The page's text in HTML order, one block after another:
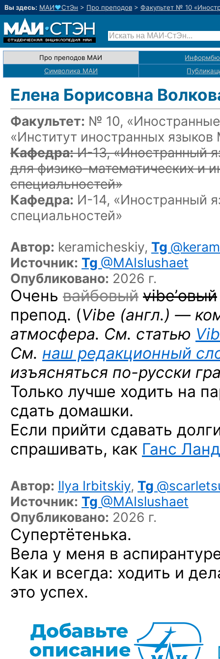
Вы здесь: МАИ♥СтЭн > Про преподов > Факультет № 10
Про преподов МАИ
Символика МАИ
Елена Борисовна
Факультет: № 10,
«Институт иностранных
Кафедра:И-13, «Иностранный
для физико-математическихи
специальностей»
Кафедра: И-14, «Иностранный
специальностей»
Автор: keramicheskiy, Tg
Источник: Tg @MAIslushaet
Опубликовано: 2026 г.
Очень вайбовый vibe’овый
препод. (Vibe (англ.) —
атмосфера. См. статью
См. наш редакционный
изъясняться по-русски
Только лучше ходить на
сдать домашки.
Если прийти сдавать
спрашивать, как Ганс
Автор: Ilya Irbitskiy, Tg
Источник: Tg @MAIslushaet
Опубликовано: 2026 г.
Супертётенька.
Вела у меня в
Как и всегда: ходить и
это успех.